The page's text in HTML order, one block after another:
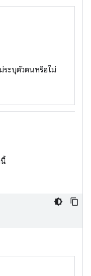
ระบุตัวตนหรือไม่